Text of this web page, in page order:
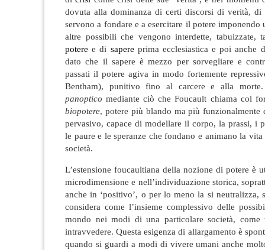
dovuta alla dominanza di certi discorsi di verità,
servono a fondare e a esercitare il potere imponendo
altre possibili che vengono interdette, tabuizzate,
potere e di sapere prima ecclesiastica e poi anche
dato che il sapere è mezzo per sorvegliare e
passati il potere agiva in modo fortemente
Bentham), punitivo fino al carcere e alla
panoptico mediante ciò che Foucault chiama col
biopotere, potere più blando ma più funzionalmente
pervasivo, capace di modellare il corpo, la prassi, i
le paure e le speranze che fondano e animano la
società.
L’estensione foucaultiana della nozione di potere è
microdimensione e nell’individuazione storica,
anche in ‘positivo’, o per lo meno la si neutralizza,
considera come l’insieme complessivo delle
mondo nei modi di una particolare società, come
intravvedere. Questa esigenza di allargamento è
quando si guardi a modi di vivere umani anche